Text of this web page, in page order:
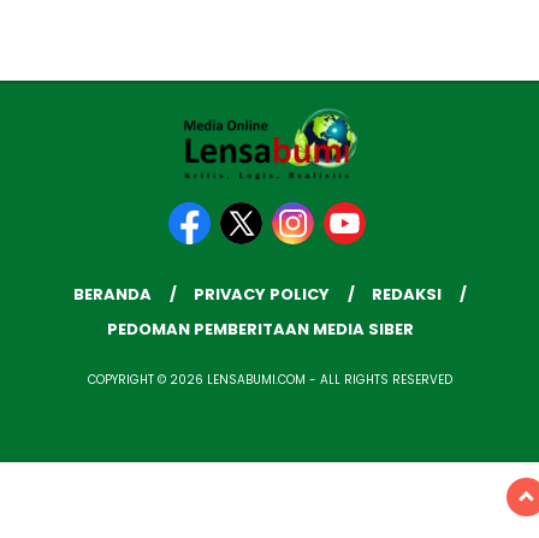
BERANDA PRIVACY POLICY
REDAKSI
PEDOMAN PEMBERITAAN MEDIA SIBER
COPYRIGHT © 2026 LENSABUMI.COM - ALL RIGHTS RESERVED